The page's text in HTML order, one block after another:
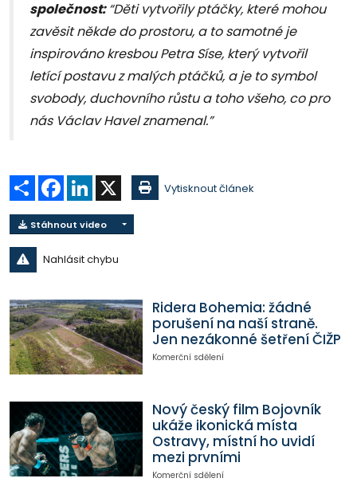
společnost:“Děti vytvořily ptáčky, které mohou
zavěsit někde do prostoru, a to samotné je
inspirováno kresbou Petra Síse, který vytvořil
letící postavu z malých ptáčků, a je to symbol
svobody, duchovního růstu a toho všeho, co pro
nás Václav Havel znamenal.”
Sdílet Facebook
LinkedIn Vytisknout článek
Stáhnout video
Nahlásit chybu
Ridera Bohemia: žádné
porušení na naší straně.
Jen nezákonné šetření ČIŽP
Komerční sdělení
Nový český film Bojovník
ukáže ikonická místa
Ostravy, místní ho uvidí
mezi prvními
Komerční sdělení